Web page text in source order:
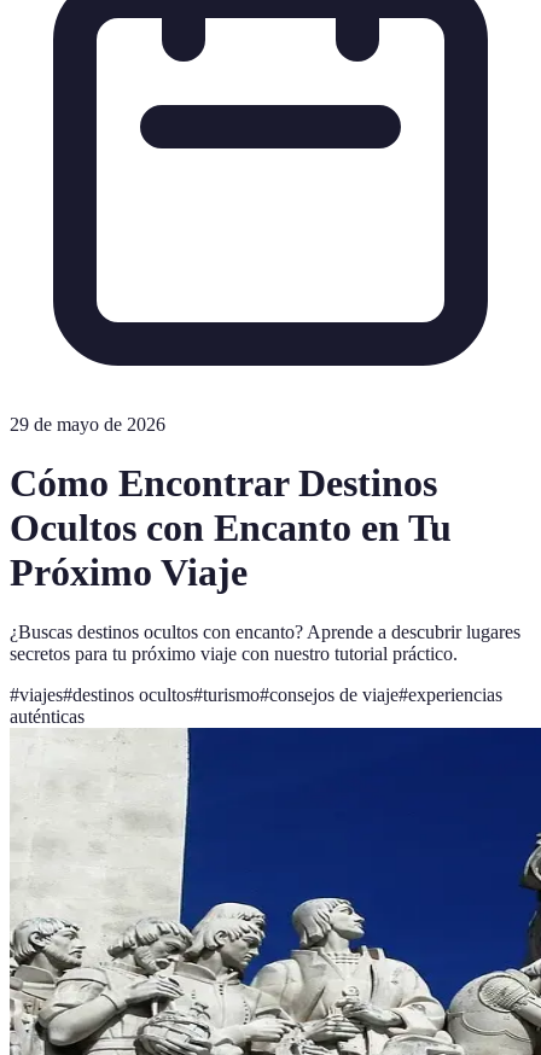
29 de mayo de 2026
Cómo Encontrar Destinos
Ocultos con Encanto en Tu
Próximo Viaje
¿Buscas destinos ocultos con encanto? Aprende a descubrir lugares
secretos para tu próximo viaje con nuestro tutorial práctico.
#viajes#destinos ocultos#turismo#consejos de viaje#experiencias
auténticas